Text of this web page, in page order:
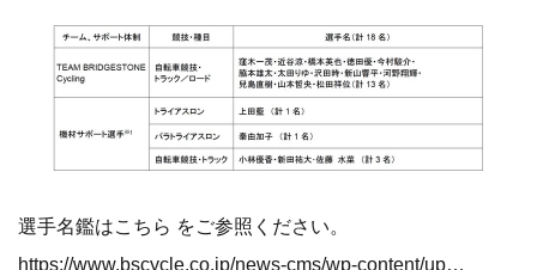
選手名鑑はこちら をご参照ください。
https://www.bscycle.co.jp/news-cms/wp-content/uploads/2021/12/211227_%E3%83%81%E3%83%BC%E3%83%A0%E3%83%96%E3%83%AA%E3%83%82%E3%82%B9%E3%83%88%E3%83%B3%E3%82%B5%E3%82%A4%E3%82%AF%E3%83%AA%E3%83%B3%E3%82%B0_%E9%81%B8%E6%89%8B%E5%90%8D%E9%91%912022.pdf